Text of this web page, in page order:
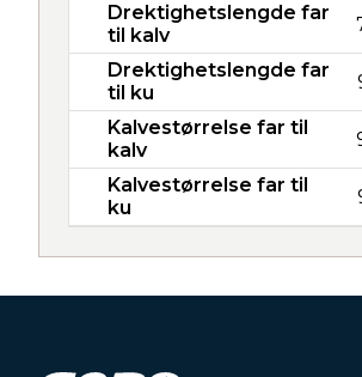
Drektighetslengde far
til kalv
Drektighetslengde far
til ku
Kalvestørrelse far til
kalv
Kalvestørrelse far til
ku